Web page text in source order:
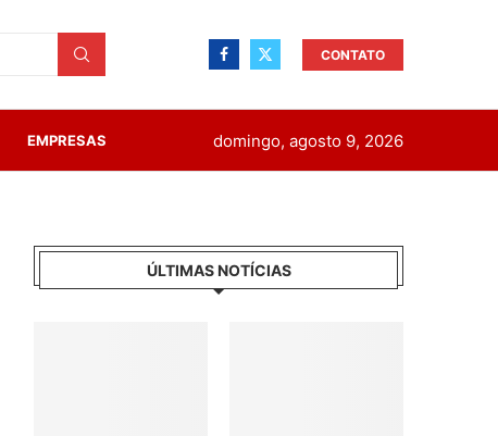
CONTATO
EMPRESAS domingo, agosto 9, 2026
ÚLTIMAS NOTÍCIAS